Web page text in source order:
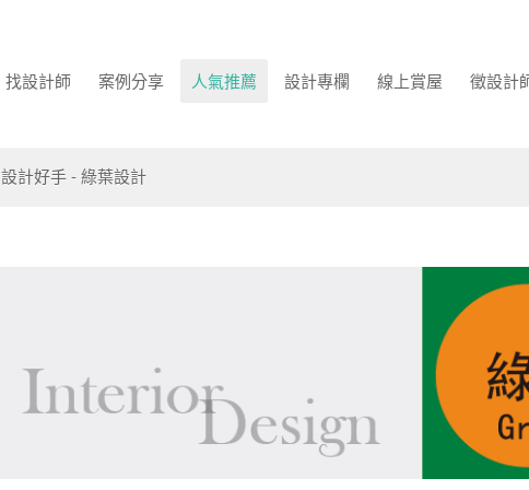
找設計師 案例分享 人氣推薦 設計專欄 線上賞屋 徵設計
設計好手 - 綠葉設計